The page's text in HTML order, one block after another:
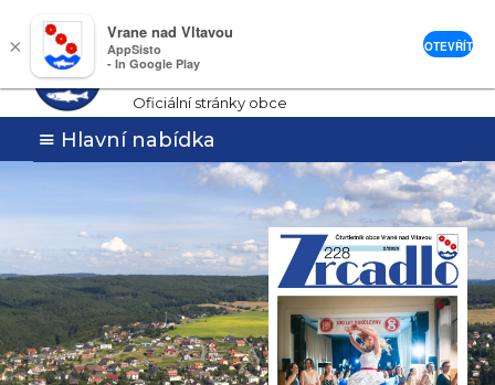
×
Vrane nad Vltavou
AppSisto
- In Google Play
OTEVŘÍT
Vrané nad
Vltavou
Oficiální stránky obce
Hlavní nabídka